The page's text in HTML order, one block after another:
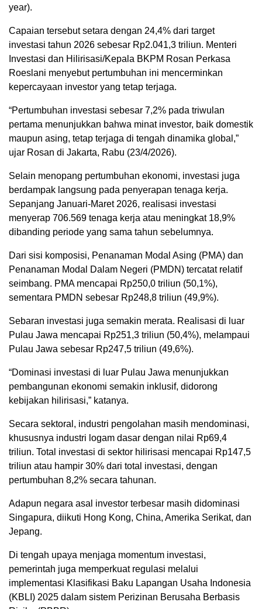
year).
Capaian tersebut setara dengan 24,4% dari target
investasi tahun 2026 sebesar Rp2.041,3 triliun. Menteri
Investasi dan Hilirisasi/Kepala BKPM Rosan Perkasa
Roeslani menyebut pertumbuhan ini mencerminkan
kepercayaan investor yang tetap terjaga.
“Pertumbuhan investasi sebesar 7,2% pada triwulan
pertama menunjukkan bahwa minat investor, baik domestik
maupun asing, tetap terjaga di tengah dinamika global,”
ujar Rosan di Jakarta, Rabu (23/4/2026).
Selain menopang pertumbuhan ekonomi, investasi juga
berdampak langsung pada penyerapan tenaga kerja.
Sepanjang Januari-Maret 2026, realisasi investasi
menyerap 706.569 tenaga kerja atau meningkat 18,9%
dibanding periode yang sama tahun sebelumnya.
Dari sisi komposisi, Penanaman Modal Asing (PMA) dan
Penanaman Modal Dalam Negeri (PMDN) tercatat relatif
seimbang. PMA mencapai Rp250,0 triliun (50,1%),
sementara PMDN sebesar Rp248,8 triliun (49,9%).
Sebaran investasi juga semakin merata. Realisasi di luar
Pulau Jawa mencapai Rp251,3 triliun (50,4%), melampaui
Pulau Jawa sebesar Rp247,5 triliun (49,6%).
“Dominasi investasi di luar Pulau Jawa menunjukkan
pembangunan ekonomi semakin inklusif, didorong
kebijakan hilirisasi,” katanya.
Secara sektoral, industri pengolahan masih mendominasi,
khususnya industri logam dasar dengan nilai Rp69,4
triliun. Total investasi di sektor hilirisasi mencapai Rp147,5
triliun atau hampir 30% dari total investasi, dengan
pertumbuhan 8,2% secara tahunan.
Adapun negara asal investor terbesar masih didominasi
Singapura, diikuti Hong Kong, China, Amerika Serikat, dan
Jepang.
Di tengah upaya menjaga momentum investasi,
pemerintah juga memperkuat regulasi melalui
implementasi Klasifikasi Baku Lapangan Usaha Indonesia
(KBLI) 2025 dalam sistem Perizinan Berusaha Berbasis